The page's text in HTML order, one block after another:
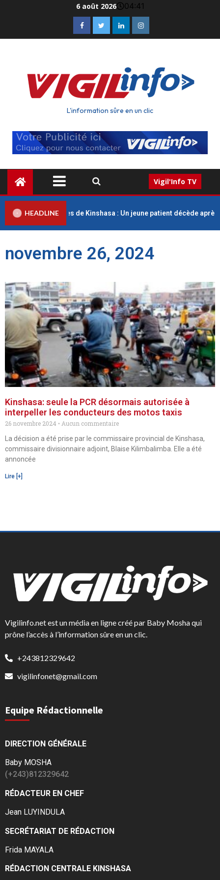
6 août 2026 04:41
L'information sûre en un clic
Vigil'Info TV
HEADLINE
Universitaires de Kinshasa : Un jeune patient décède après
novembre 26, 2024
Kinshasa: seule la PCR désormais autorisée à
interpeller les conducteurs des motos taxis
26 novembre 2024
Aucun commentaire
La décision a été prise par le commissaire provincial de Kinshasa,
commissaire divisionnaire adjoint, Blaise Kilimbalimba. Elle a été
annoncée
Lire [+]
Vigilinfo.net est un média en ligne créé par Baby Mosha qui
prône l’accès à l’information sûre en un clic.
+243812329642
vigilinfonet@gmail.com
Equipe Rédactionnelle
DIRECTION GÉNÉRALE
Baby MOSHA
(+243)812329642
RÉDACTEUR EN CHEF
Jean LUYINDULA
SECRÉTARIAT DE RÉDACTION
Frida MAYALA
RÉDACTION CENTRALE KINSHASA